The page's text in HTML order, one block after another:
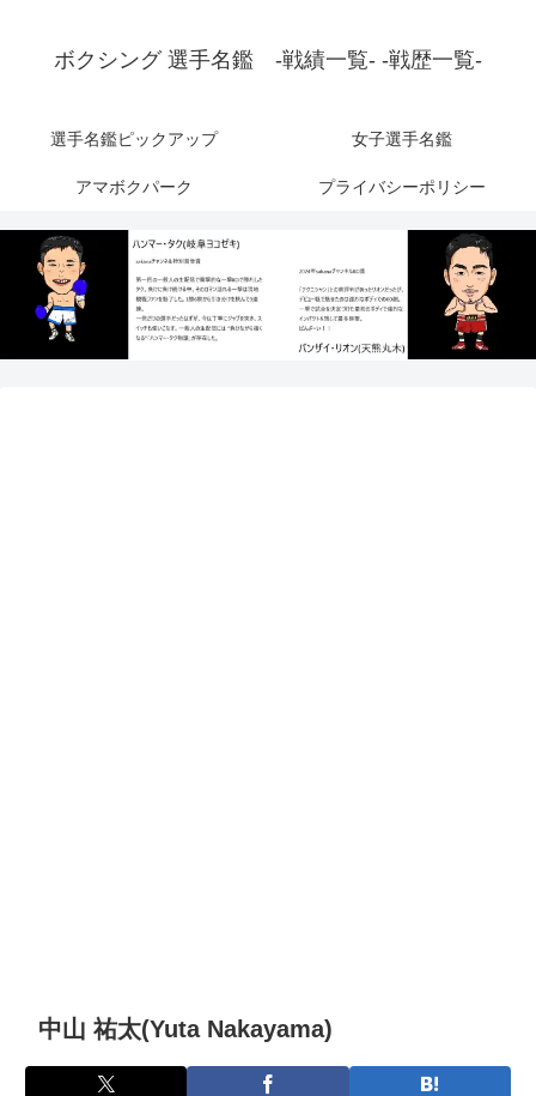
ボクシング 選手名鑑 -戦績一覧- -戦歴一覧-
選手名鑑ピックアップ 女子選手名鑑
アマボクパーク プライバシーポリシー
中山 祐太(Yuta Nakayama)